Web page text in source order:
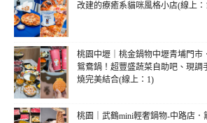
改建的療癒系貓咪風格小店(線上：
桃園中壢｜桃金鍋物中壢青埔門市
鴛鴦鍋！超豐盛蔬菜自助吧、現調
燒完美結合(線上：1)
桃園｜武鶴mini輕奢鍋物-中路店．